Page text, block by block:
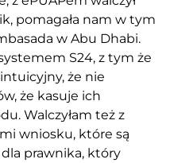
pomagała nam w tym
w Abu Dhabi.
S24, z tym że
że nie
że kasuje ich
Walczyłam też z
wniosku, które są
prawnika, który